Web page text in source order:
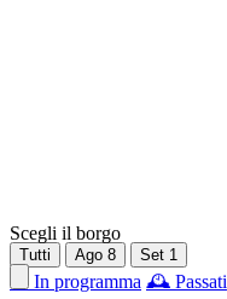
Scegli il borgo
Tutti Ago 8 Set 1
📅 In programma 🕰 Passati